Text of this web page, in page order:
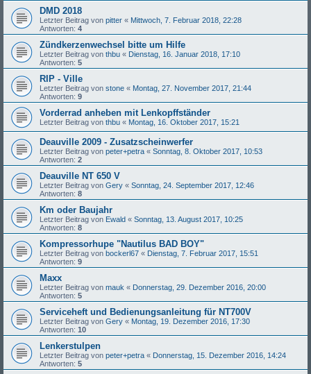
DMD 2018
Letzter Beitrag von pitter « Mittwoch, 7. Februar 2018, 22:28
Antworten: 4
Zündkerzenwechsel bitte um Hilfe
Letzter Beitrag von thbu « Dienstag, 16. Januar 2018, 17:10
Antworten: 5
RIP - Ville
Letzter Beitrag von stone « Montag, 27. November 2017, 21:44
Antworten: 9
Vorderrad anheben mit Lenkopffständer
Letzter Beitrag von thbu « Montag, 16. Oktober 2017, 15:21
Deauville 2009 - Zusatzscheinwerfer
Letzter Beitrag von peter+petra « Sonntag, 8. Oktober 2017, 10:53
Antworten: 2
Deauville NT 650 V
Letzter Beitrag von Gery « Sonntag, 24. September 2017, 12:46
Antworten: 8
Km oder Baujahr
Letzter Beitrag von Ewald « Sonntag, 13. August 2017, 10:25
Antworten: 8
Kompressorhupe "Nautilus BAD BOY"
Letzter Beitrag von bockerl67 « Dienstag, 7. Februar 2017, 15:51
Antworten: 9
Maxx
Letzter Beitrag von mauk « Donnerstag, 29. Dezember 2016, 20:00
Antworten: 5
Serviceheft und Bedienungsanleitung für NT700V
Letzter Beitrag von Gery « Montag, 19. Dezember 2016, 17:30
Antworten: 10
Lenkerstulpen
Letzter Beitrag von peter+petra « Donnerstag, 15. Dezember 2016, 14:24
Antworten: 5